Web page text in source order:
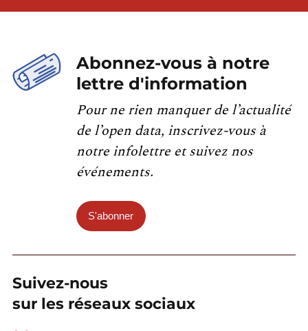
Abonnez-vous à notre
lettre d'information
Pour ne rien manquer de l’actualité
de l’open data, inscrivez-vous à
notre infolettre et suivez nos
événements.
S'abonner
Suivez-nous
sur les réseaux sociaux